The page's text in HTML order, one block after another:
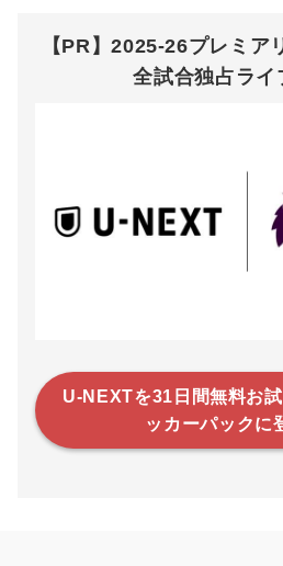
【PR】2025-26プレミア
全試合独占ライ
U-NEXTを31日間無料お
ッカーパックに